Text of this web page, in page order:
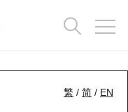
繁 / 简 / EN